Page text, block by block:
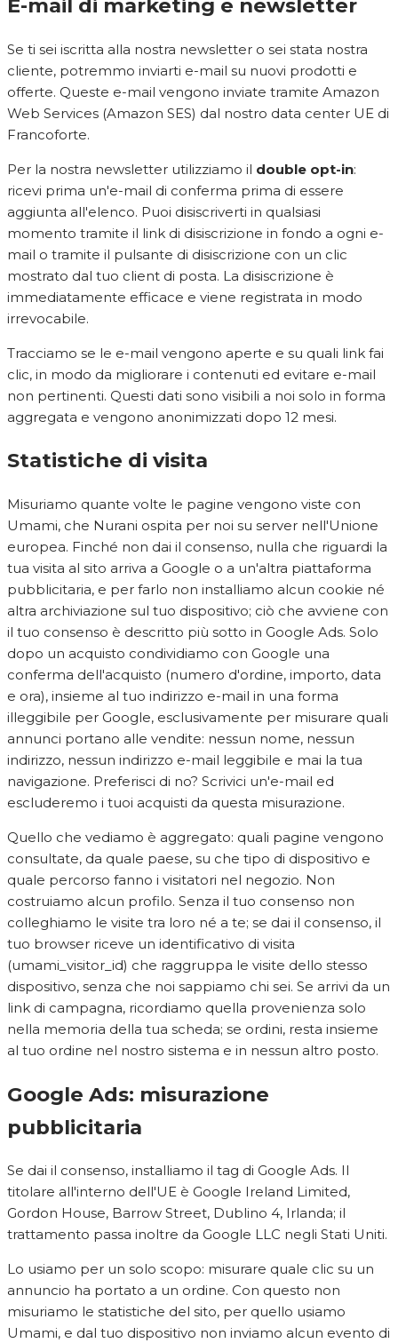
E-mail di marketing e newsletter
Se ti sei iscritta alla nostra newsletter o sei stata nostra
cliente, potremmo inviarti e-mail su nuovi prodotti e
offerte. Queste e-mail vengono inviate tramite Amazon
Web Services (Amazon SES) dal nostro data center UE di
Francoforte.
Per la nostra newsletter utilizziamo il double opt-in:
ricevi prima un'e-mail di conferma prima di essere
aggiunta all'elenco. Puoi disiscriverti in qualsiasi
momento tramite il link di disiscrizione in fondo a ogni e-
mail o tramite il pulsante di disiscrizione con un clic
mostrato dal tuo client di posta. La disiscrizione è
immediatamente efficace e viene registrata in modo
irrevocabile.
Tracciamo se le e-mail vengono aperte e su quali link fai
clic, in modo da migliorare i contenuti ed evitare e-mail
non pertinenti. Questi dati sono visibili a noi solo in forma
aggregata e vengono anonimizzati dopo 12 mesi.
Statistiche di visita
Misuriamo quante volte le pagine vengono viste con
Umami, che Nurani ospita per noi su server nell'Unione
europea. Finché non dai il consenso, nulla che riguardi la
tua visita al sito arriva a Google o a un'altra piattaforma
pubblicitaria, e per farlo non installiamo alcun cookie né
altra archiviazione sul tuo dispositivo; ciò che avviene con
il tuo consenso è descritto più sotto in Google Ads. Solo
dopo un acquisto condividiamo con Google una
conferma dell'acquisto (numero d'ordine, importo, data
e ora), insieme al tuo indirizzo e-mail in una forma
illeggibile per Google, esclusivamente per misurare quali
annunci portano alle vendite: nessun nome, nessun
indirizzo, nessun indirizzo e-mail leggibile e mai la tua
navigazione. Preferisci di no? Scrivici un'e-mail ed
escluderemo i tuoi acquisti da questa misurazione.
Quello che vediamo è aggregato: quali pagine vengono
consultate, da quale paese, su che tipo di dispositivo e
quale percorso fanno i visitatori nel negozio. Non
costruiamo alcun profilo. Senza il tuo consenso non
colleghiamo le visite tra loro né a te; se dai il consenso, il
tuo browser riceve un identificativo di visita
(umami_visitor_id) che raggruppa le visite dello stesso
dispositivo, senza che noi sappiamo chi sei. Se arrivi da un
link di campagna, ricordiamo quella provenienza solo
nella memoria della tua scheda; se ordini, resta insieme
al tuo ordine nel nostro sistema e in nessun altro posto.
Google Ads: misurazione
pubblicitaria
Se dai il consenso, installiamo il tag di Google Ads. Il
titolare all'interno dell'UE è Google Ireland Limited,
Gordon House, Barrow Street, Dublino 4, Irlanda; il
trattamento passa inoltre da Google LLC negli Stati Uniti.
Lo usiamo per un solo scopo: misurare quale clic su un
annuncio ha portato a un ordine. Con questo non
misuriamo le statistiche del sito, per quello usiamo
Umami, e dal tuo dispositivo non inviamo alcun evento di